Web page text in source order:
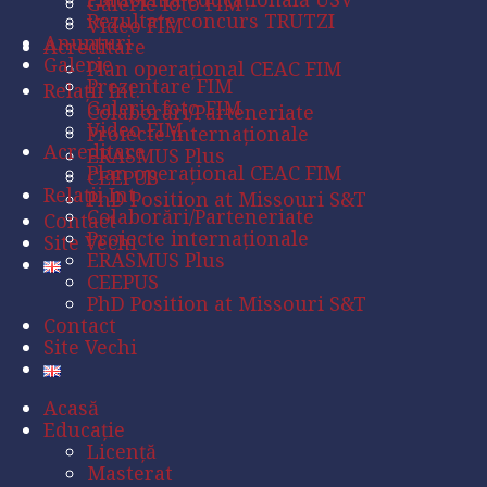
Video FIM
Acreditare
Plan operaţional CEAC FIM
Relații Int.
Colaborări/Parteneriate
Proiecte internaționale
ERASMUS Plus
CEEPUS
PhD Position at Missouri S&T
Contact
Site Vechi
Rezultate concurs TRUTZI
Anunțuri
Galerie
Prezentare FIM
Galerie foto FIM
Video FIM
Acreditare
Plan operaţional CEAC FIM
Relații Int.
Colaborări/Parteneriate
Proiecte internaționale
ERASMUS Plus
CEEPUS
PhD Position at Missouri S&T
Contact
Site Vechi
Acasă
Educație
Licență
Masterat